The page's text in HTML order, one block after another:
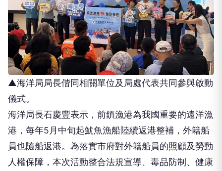
▲海洋局局長偕同相關單位及局處代表共同參與啟動
儀式。
海洋局長石慶豐表示，前鎮漁港為我國重要的遠洋漁
港，每年5月中旬起魷魚漁船陸續返港整補，外籍船
員也隨船返港。為落實市府對外籍船員的照顧及勞動
人權保障，本次活動整合法規宣導、毒品防制、健康